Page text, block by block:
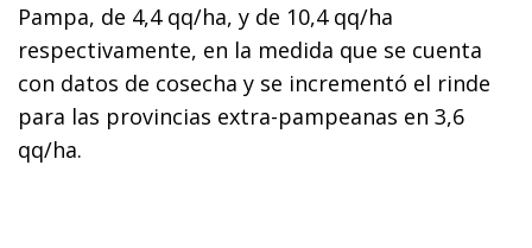
Pampa, de 4,4 qq/ha, y de 10,4 qq/ha
respectivamente, en la medida que se cuenta
con datos de cosecha y se incrementó el rinde
para las provincias extra-pampeanas en 3,6
qq/ha.